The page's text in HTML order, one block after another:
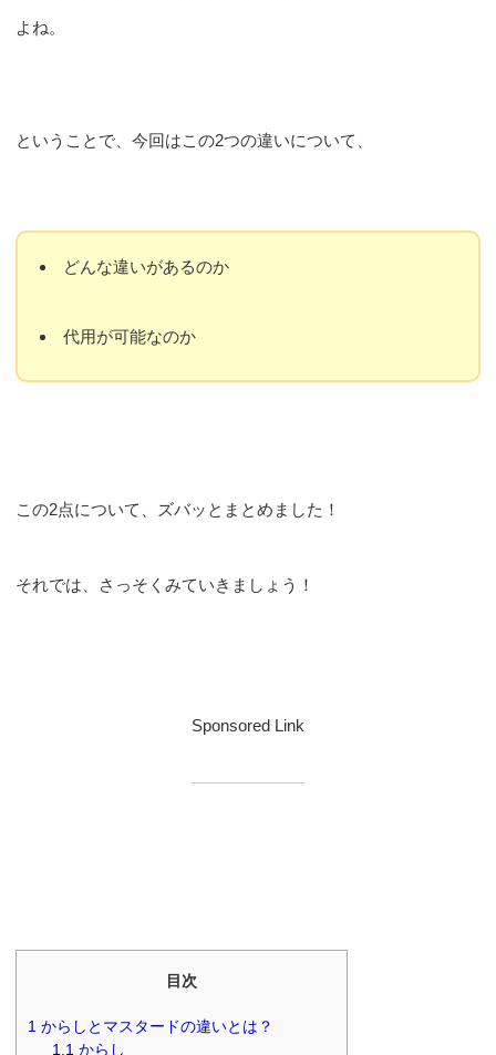
よね。
ということで、今回はこの2つの違いについて、
どんな違いがあるのか
代用が可能なのか
この2点について、ズバッとまとめました！
それでは、さっそくみていきましょう！
Sponsored Link
目次
1 からしとマスタードの違いとは？
1.1からし